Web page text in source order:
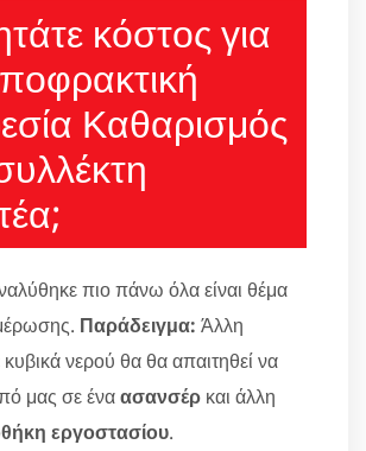
κόστος για
Καθαρισμός
πιο πάνω όλα είναι θέμα
Παράδειγμα: Άλλη
νερού θα θα απαιτηθεί να
μας σε έναασανσέρ και άλλη
εργοστασίου.